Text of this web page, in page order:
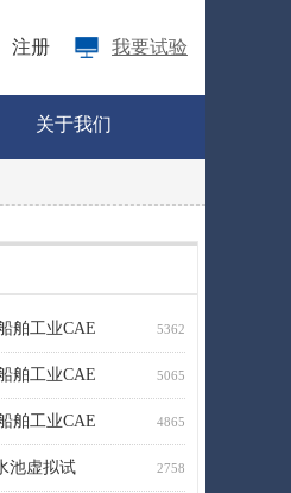
注册 我要试验
关于我们
5362
舶工业CAE
5065
舶工业CAE
4865
舶工业CAE
2758
池虚拟试